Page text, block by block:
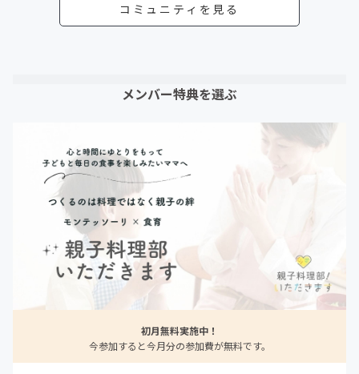
コミュニティを見る
メンバー特典を選ぶ
初月無料実施中！
今参加すると今月分の参加費が無料です。